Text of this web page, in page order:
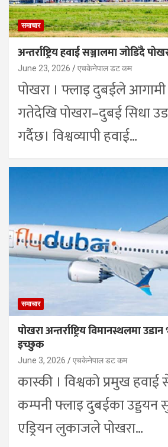
समाचार
अन्तर्राष्ट्रिय हवाई सञ्जालमा जोडिँदै
June 23, 2026 एचकेनेपाल डट कम
पाेखरा । फ्लाइ दुबईले
गतेदेखि पोखरा–दुबई सिधा
गर्दैछ। विश्वव्यापी हवाई…
समाचार
पोखरा अन्तर्राष्ट्रिय विमानस्थलमा
इच्छुक
June 3, 2026 एचकेनेपाल डट कम
कास्की । विश्वको प्रमुख हवाई
कम्पनी फ्लाइ दुबईका उड्डयन
एड्रियन लुकाजले पोखरा…